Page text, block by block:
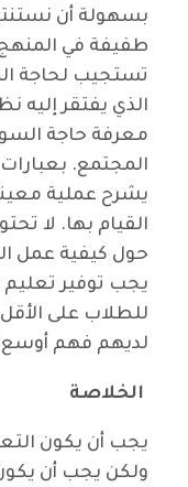
بسهولة أن
طفيفة في
تستجيب لحاجة
الذي يفتقر إليه
معرفة حاجة
المجتمع.
يشرح عملية
القيام بها. لا
حول كيفية عمل
يجب توفير
للطلاب على
لديهم فهم أوسع
الخلاصة
يجب أن يكون
ولكن يجب أن